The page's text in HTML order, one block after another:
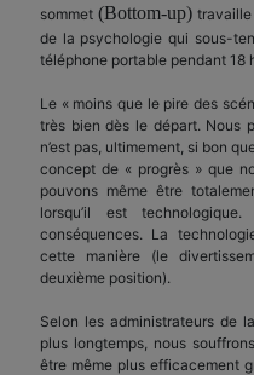
sommet (Bottom-up)
de la psychologie qui sous-
téléphone portable pendant 18
Le « moins que le pire des
très bien dès le départ. Nous
n’est pas, ultimement, si bon
concept de « progrès » que
pouvons même être
lorsqu’il est
conséquences. La
cette manière (le
deuxième position).
Selon les administrateurs de
plus longtemps, nous
être même plus efficacement